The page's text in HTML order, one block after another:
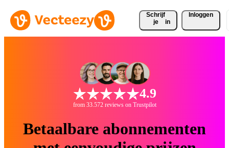
Schrijf
je
in
Inloggen
4.9
from 33.572 reviews on Trustpilot
Betaalbare abonnementen